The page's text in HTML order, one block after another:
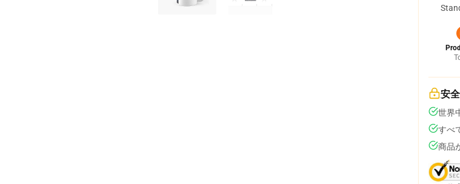
安
世界
すべ
商品